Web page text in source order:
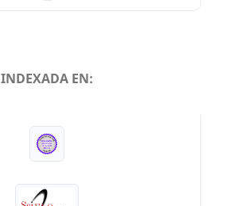
INDEXADA EN: